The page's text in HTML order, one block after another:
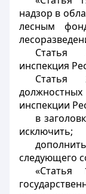
надзор в
лесным
Статья
инспекция
Статья
инспекции
в
исключить;
следующего
«Статья